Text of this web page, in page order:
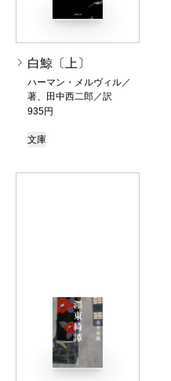
白鯨〔上〕
ハーマン・メルヴィル／
著、田中西二郎／訳
935円
文庫